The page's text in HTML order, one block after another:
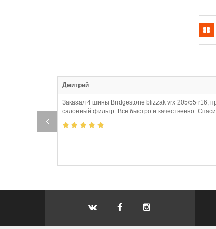
Дмитрий
Заказал 4 шины Bridgestone blizzak vrx 205/55 r16,
салонный фильтр. Все быстро и качественно.